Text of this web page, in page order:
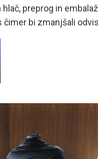
preprog in
čimer bi zmanjšali